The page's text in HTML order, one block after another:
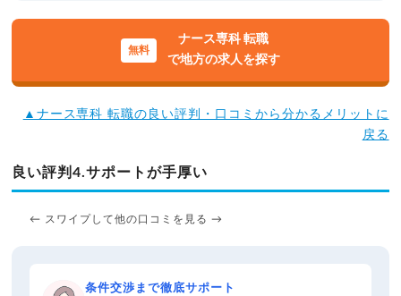
ナース専科 転職
で地方の求人を探す
▲ナース専科 転職の良い評判・口コミから分かるメリットに
戻る
良い評判4.サポートが手厚い
← スワイプして他の口コミを見る →
条件交渉まで徹底サポート